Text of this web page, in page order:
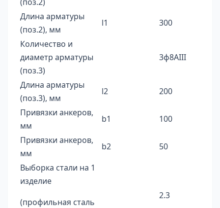
Длина арматуры
(поз.2), мм
l1
300
Количество и
диаметр арматуры
(поз.3)
3ф8AIII
Длина арматуры
(поз.3), мм
l2
200
Привязки анкеров,
мм
b1
100
Привязки анкеров,
мм
b2
50
Выборка стали на 1
изделие
(профильная сталь
2.3